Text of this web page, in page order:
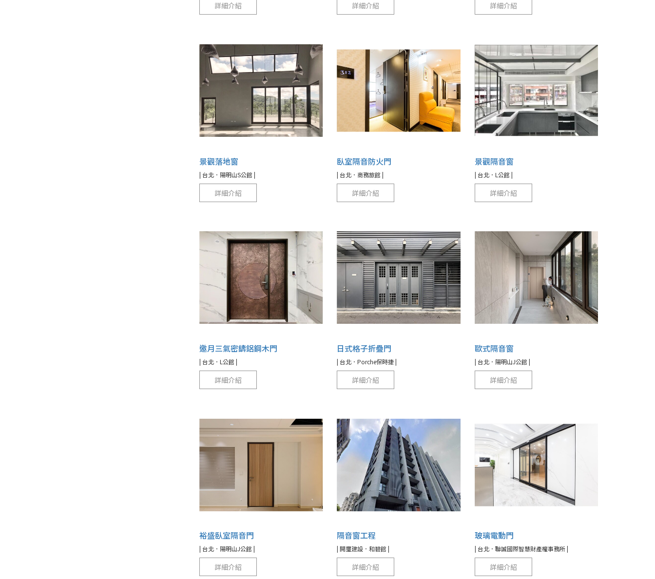
詳細介紹 詳細介紹 詳細介紹
景觀落地窗
| 台北．陽明山S公館 |
詳細介紹
臥室隔音防火門
| 台北．商務旅館 |
詳細介紹
景觀隔音窗
| 台北．L公館 |
詳細介紹
邀月三氣密鑄鋁鋼木門
| 台北．L公館 |
詳細介紹
日式格子折疊門
| 台北．Porche保時捷 |
詳細介紹
歐式隔音窗
| 台北．陽明山J公館 |
詳細介紹
裕盛臥室隔音門
| 台北．陽明山J公館 |
詳細介紹
隔音窗工程
| 開璽建設．和碧館 |
詳細介紹
玻璃電動門
| 台北．聯誠國際智慧財產權事務所 |
詳細介紹